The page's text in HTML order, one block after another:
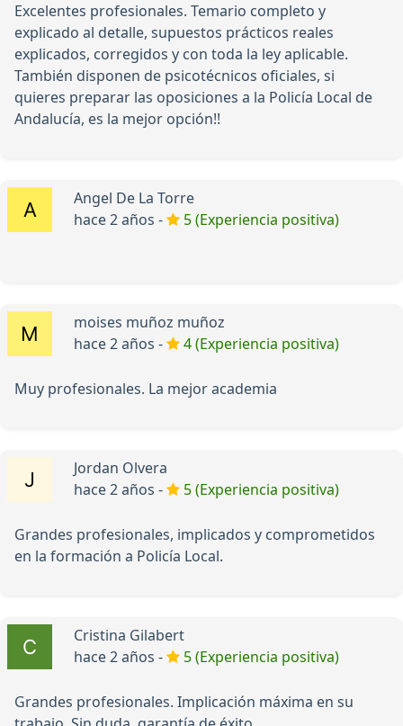
Excelentes profesionales. Temario completo y
explicado al detalle, supuestos prácticos reales
explicados, corregidos y con toda la ley aplicable.
También disponen de psicotécnicos oficiales, si
quieres preparar las oposiciones a la Policía Local de
Andalucía, es la mejor opción!!
Angel De La Torre
hace 2 años -
5 (Experiencia positiva)
moises muñoz muñoz
hace 2 años -
4 (Experiencia positiva)
Muy profesionales. La mejor academia
Jordan Olvera
hace 2 años -
5 (Experiencia positiva)
Grandes profesionales, implicados y comprometidos
en la formación a Policía Local.
Cristina Gilabert
hace 2 años -
5 (Experiencia positiva)
Grandes profesionales. Implicación máxima en su